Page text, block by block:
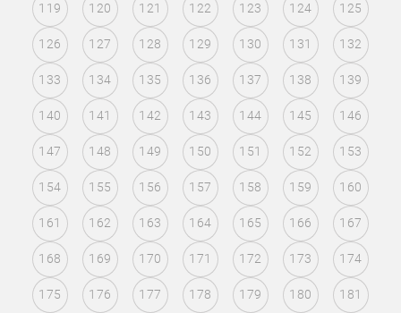
119 120 121 122 123 124 125
126 127 128 129 130 131 132
133 134 135 136 137 138 139
140 141 142 143 144 145 146
147 148 149 150 151 152 153
154 155 156 157 158 159 160
161 162 163 164 165 166 167
168 169 170 171 172 173 174
175 176 177 178 179 180 181